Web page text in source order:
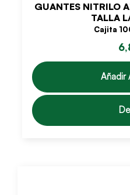
GUANTES NITRILO
TALLA
Cajita
Añadir